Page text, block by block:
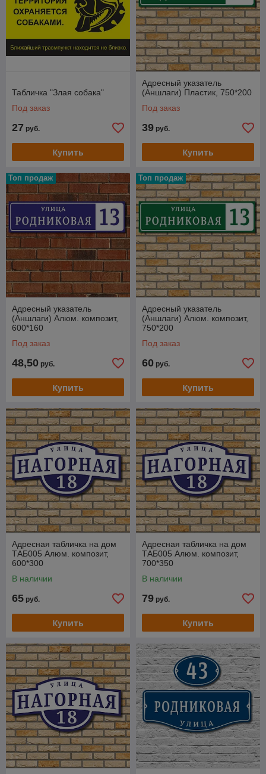
Табличка "Злая собака"
Под заказ
27 руб.
Купить
Адресный указатель
(Аншлаги) Пластик, 750*200
Под заказ
39 руб.
Купить
Топ продаж
Адресный указатель
(Аншлаги) Алюм. композит,
600*160
Под заказ
48,50 руб.
Купить
Топ продаж
Адресный указатель
(Аншлаги) Алюм. композит,
750*200
Под заказ
60 руб.
Купить
Адресная табличка на дом
ТАБ005 Алюм. композит,
600*300
В наличии
65 руб.
Купить
Адресная табличка на дом
ТАБ005 Алюм. композит,
700*350
В наличии
79 руб.
Купить